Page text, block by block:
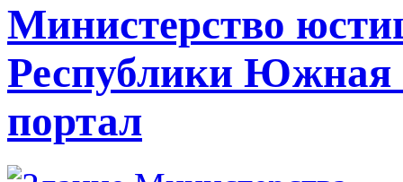
Министерство
Республики
портал